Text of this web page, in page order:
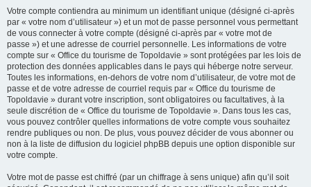
Votre compte contiendra au minimum un identifiant unique (désigné ci-après
par « votre nom d’utilisateur ») et un mot de passe personnel vous permettant
de vous connecter à votre compte (désigné ci-après par « votre mot de
passe ») et une adresse de courriel personnelle. Les informations de votre
compte sur « Office du tourisme de Topoldavie » sont protégées par les lois de
protection des données applicables dans le pays qui héberge notre serveur.
Toutes les informations, en-dehors de votre nom d’utilisateur, de votre mot de
passe et de votre adresse de courriel requis par « Office du tourisme de
Topoldavie » durant votre inscription, sont obligatoires ou facultatives, à la
seule discrétion de « Office du tourisme de Topoldavie ». Dans tous les cas,
vous pouvez contrôler quelles informations de votre compte vous souhaitez
rendre publiques ou non. De plus, vous pouvez décider de vous abonner ou
non à la liste de diffusion du logiciel phpBB depuis une option disponible sur
votre compte.
Votre mot de passe est chiffré (par un chiffrage à sens unique) afin qu’il soit